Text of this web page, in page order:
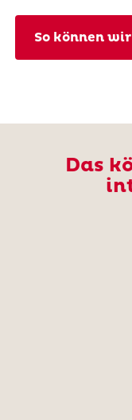
So können
Das